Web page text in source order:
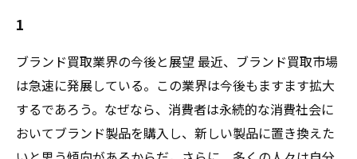
1
ブランド買取業界の今後と展望 最近、ブランド買取市場
は急速に発展している。この業界は今後もますます拡大
するであろう。なぜなら、消費者は永続的な消費社会に
おいてブランド製品を購入し、新しい製品に置き換えた